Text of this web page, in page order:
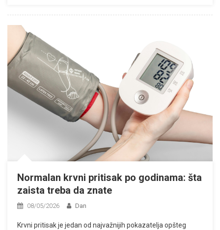
Normalan krvni pritisak po godinama: šta
zaista treba da znate
08/05/2026 Dan
Krvni pritisak je jedan od najvažnijih pokazatelja opšteg